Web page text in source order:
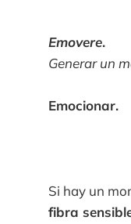
Emovere.
Generar un
Emocionar.
Si hay un
fibra